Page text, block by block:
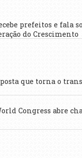
prefeitos e fala
do Crescimento
que torna o
Congress abre